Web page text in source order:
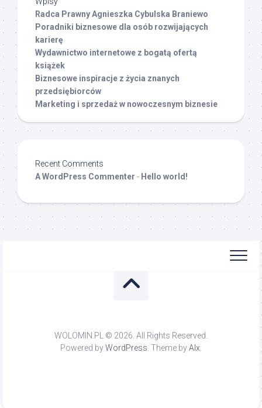
Radca Prawny Agnieszka Cybulska Braniewo
Poradniki biznesowe dla osób rozwijających
karierę
Wydawnictwo internetowe z bogatą ofertą
książek
Biznesowe inspiracje z życia znanych
przedsiębiorców
Marketing i sprzedaż w nowoczesnym biznesie
Recent Comments
A WordPress Commenter - Hello world!
WOLOMIN.PL © 2026. All Rights Reserved.
Powered byWordPress. Theme byAlx.